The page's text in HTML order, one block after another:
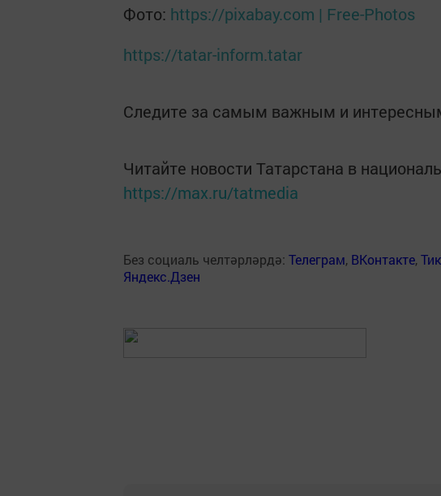
Фото: https://pixabay.com | Free-Photos
https://tatar-inform.tatar
Следите за самым важным и
Читайте новости Татарстана в
https://max.ru/tatmedia
Без социаль челтәрләрдә: Телеграм, ВКонтакте,
Яндекс.Дзен